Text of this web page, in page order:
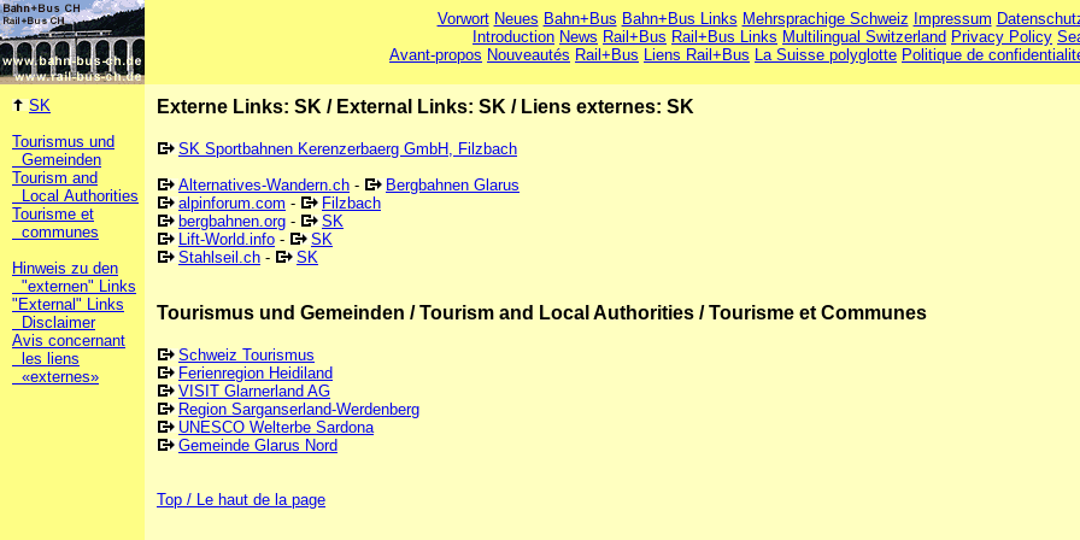
Vorwort Neues Bahn+Bus Bahn+Bus Links Mehrsprachige Schweiz Impressum
Introduction News Rail+Bus Rail+Bus Links Multilingual Switzerland Privacy Policy
Avant-propos Nouveautés Rail+Bus Liens Rail+Bus La Suisse polyglotte Politique de
SK
Tourismus und
Gemeinden
Tourism and
Local Authorities
Tourisme et
communes
Hinweis zu den
"externen" Links
"External" Links
Disclaimer
Avis concernant
les liens
«externes»
Externe Links: SK / External Links: SK / Liens externes: SK
SK Sportbahnen Kerenzerbaerg GmbH, Filzbach
Alternatives-Wandern.ch -
Bergbahnen Glarus
alpinforum.com -
Filzbach
bergbahnen.org -
SK
Lift-World.info -
SK
Stahlseil.ch - SK
Tourismus und Gemeinden / Tourism and Local Authorities / Tourisme et Communes
Schweiz Tourismus
Ferienregion Heidiland
VISIT Glarnerland AG
Region Sarganserland-Werdenberg
UNESCO Welterbe Sardona
Gemeinde Glarus Nord
Top / Le haut de la page